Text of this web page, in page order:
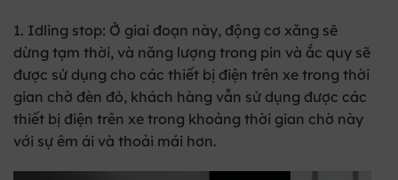
1. Idling stop: Ở giai đoạn này, động cơ xăng sẽ
dừng tạm thời, và năng lượng trong pin và ắc quy sẽ
được sử dụng cho các thiết bị điện trên xe trong thời
gian chờ đèn đỏ, khách hàng vẫn sử dụng được các
thiết bị điện trên xe trong khoảng thời gian chờ này
với sự êm ái và thoải mái hơn.